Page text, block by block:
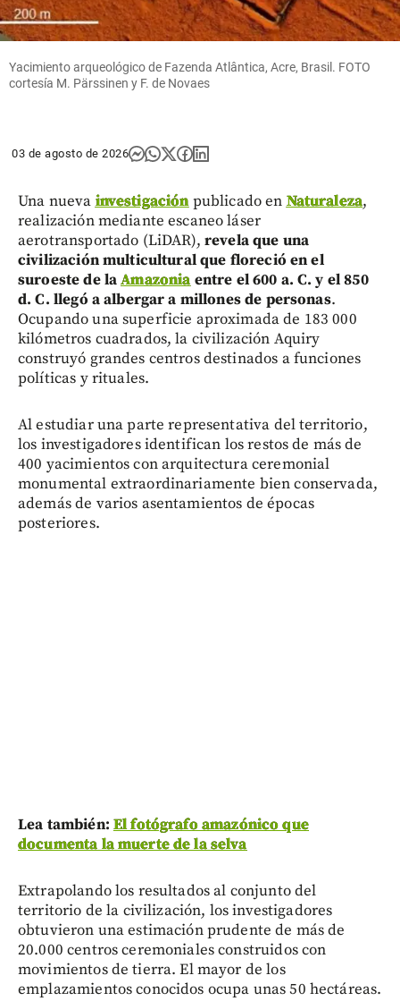
Yacimiento arqueológico de Fazenda Atlântica, Acre, Brasil. FOTO
cortesía M. Pärssinen y F. de Novaes
03 de agosto de 2026
Una nueva investigaciónpublicado en Naturaleza,
realización mediante escaneo láser
aerotransportado (LiDAR), revela que una
civilización multicultural que floreció en el
suroeste de laAmazonia entre el 600 a. C. y el 850
d. C. llegó a albergar a millones de personas.
Ocupando una superficie aproximada de 183 000
kilómetros cuadrados, la civilización Aquiry
construyó grandes centros destinados a funciones
políticas y rituales.
Al estudiar una parte representativa del territorio,
los investigadores identifican los restos de más de
400 yacimientos con arquitectura ceremonial
monumental extraordinariamente bien conservada,
además de varios asentamientos de épocas
posteriores.
Lea también: El fotógrafo amazónico que
documenta la muerte de la selva
Extrapolando los resultados al conjunto del
territorio de la civilización, los investigadores
obtuvieron una estimación prudente de más de
20.000 centros ceremoniales construidos con
movimientos de tierra. El mayor de los
emplazamientos conocidos ocupa unas 50 hectáreas.